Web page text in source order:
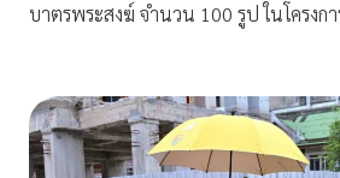
บาตรพระสงฆ์ จำนวน 100 รูป ในโครงก